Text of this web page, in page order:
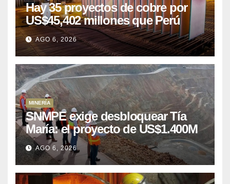
Hay 35 proyectos de cobre por
US$45,402 millones que Perú
puede aprovechar
AGO 6, 2026
MINERÍA
SNMPE exige desbloquear Tía
María: el proyecto de US$1.400M
que Perú lleva 15 años
posponiendo
AGO 6, 2026